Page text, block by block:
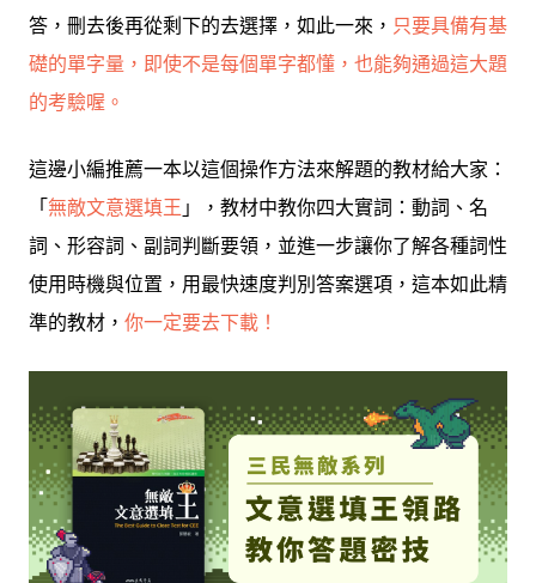
答，刪去後再從剩下的去選擇，如此一來， 只要具備有基
礎的單字量，即使不是每個單字都懂，也能夠通過這大題
的考驗喔。
這邊小編推薦一本以這個操作方法來解題的教材給大家：
「無敵文意選填王 」，教材中教你四大實詞：動詞、名
詞、形容詞、副詞判斷要領，並進一步讓你了解各種詞性
使用時機與位置，用最快速度判別答案選項，這本如此精
準的教材， 你一定要去下載！